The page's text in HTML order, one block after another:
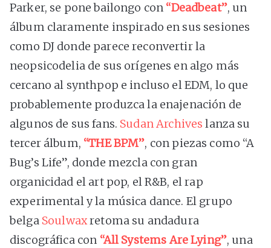
Parker, se pone bailongo con “Deadbeat”, un
álbum claramente inspirado en sus sesiones
como DJ donde parece reconvertir la
neopsicodelia de sus orígenes en algo más
cercano al synthpop e incluso el EDM, lo que
probablemente produzca la enajenación de
algunos de sus fans. Sudan Archives lanza su
tercer álbum, “THE BPM”, con piezas como “A
Bug’s Life”, donde mezcla con gran
organicidad el art pop, el R&B, el rap
experimental y la música dance. El grupo
belga Soulwaxretoma su andadura
discográfica con “All Systems Are Lying”, una